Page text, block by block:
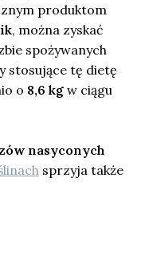
produktom
, można zyskać
spożywanych
stosujące tę dietę
o 8,6 kg w ciągu
nasyconych
sprzyja także